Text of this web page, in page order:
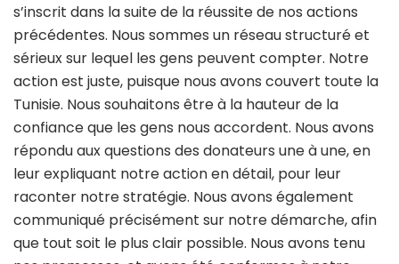
s’inscrit dans la suite de la réussite de nos actions
précédentes. Nous sommes un réseau structuré et
sérieux sur lequel les gens peuvent compter. Notre
action est juste, puisque nous avons couvert toute la
Tunisie. Nous souhaitons être à la hauteur de la
confiance que les gens nous accordent. Nous avons
répondu aux questions des donateurs une à une, en
leur expliquant notre action en détail, pour leur
raconter notre stratégie. Nous avons également
communiqué précisément sur notre démarche, afin
que tout soit le plus clair possible. Nous avons tenu